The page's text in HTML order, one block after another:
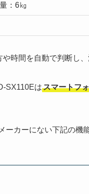
：6㎏
時間を自動で判断し
SX110Eはスマートフ
ーカーにない下記の機